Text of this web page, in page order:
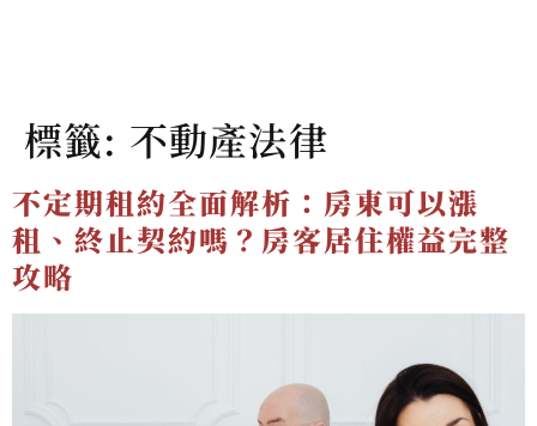
標籤: 不動產法律
不定期租約全面解析：房東可以漲
租、終止契約嗎？房客居住權益完整
攻略